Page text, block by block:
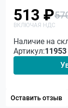
513 ₽
Наличие на
Артикул:11953
Оставить отзыв